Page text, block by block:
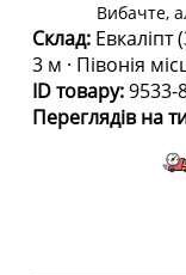
Вибачте,
Склад: Евкаліпт
3 м · Півонія
ID товару:9533-
Переглядів на